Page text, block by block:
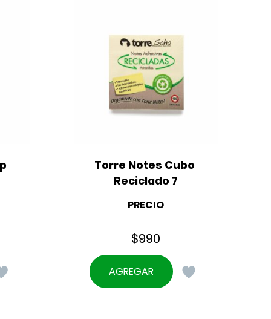
Torre Notes Cubo
Reciclado 7
PRECIO
$990
AGREGAR